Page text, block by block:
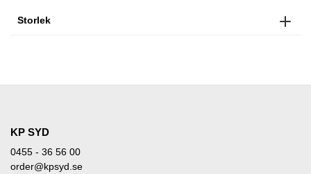
Storlek
KP SYD
0455 - 36 56 00
order@kpsyd.se